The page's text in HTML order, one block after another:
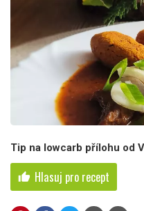
Tip na lowcarb přílohu od
thumb_up Hlasuj pro recept